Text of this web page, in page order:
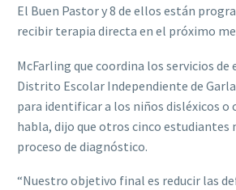
El Buen Pastor y 8 de ellos están
recibir terapia directa en el próximo
McFarling que coordina los servicios de
Distrito Escolar Independiente de
para identificar a los niños disléxicos o
habla, dijo que otros cinco estudiantes
proceso de diagnóstico.
“Nuestro objetivo final es reducir las